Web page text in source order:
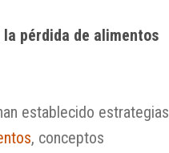
pérdida de alimentos
establecido estrategias
, conceptos